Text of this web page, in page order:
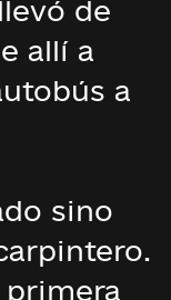
de
allí a
a
sino
primera